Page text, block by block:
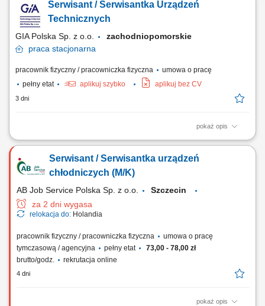
przeglądów technicznych; instalacja sprzętu i urządzeń; kontrola stanu
technicznego sprzętu i urządzeń; diagnozowanie uszkodzeń;
wykonywanie napraw bieżących i...
Serwisant / Serwisantka Urządzeń
Technicznych
GIA Polska Sp. z o.o.
zachodniopomorskie
praca stacjonarna
pracownik fizyczny / pracowniczka fizyczna
umowa o pracę
pełny etat
aplikuj szybko aplikuj bez CV
3 dni
pokaż opis
Opis stanowiska Realizacja przeglądów technicznych urządzeń
klientów. Diagnostyka usterek i usuwanie awarii. Wykonywanie napraw
gwarancyjnych i serwisowych. Ocena stanu technicznego urządzeń
Serwisant / Serwisantka urządzeń
chłodniczych (M/K)
AB Job Service Polska Sp. z o.o.
Szczecin
za 2 dni wygasa
relokacja do: Holandia
pracownik fizyczny / pracowniczka fizyczna
umowa o pracę
tymczasową / agencyjna
pełny etat
73,00 - 78,00 zł
brutto/godz.
rekrutacja online
4 dni
pokaż opis